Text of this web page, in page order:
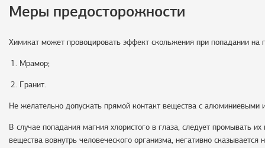
Меры предосторожности
Химикат может провоцировать эффект скольжения при попадании на
Мрамор;
Гранит.
Не желательно допускать прямой контакт вещества с алюминиевыми
В случае попадания магния хлористого в глаза, следует промывать
вещества вовнутрь человеческого организма, негативно